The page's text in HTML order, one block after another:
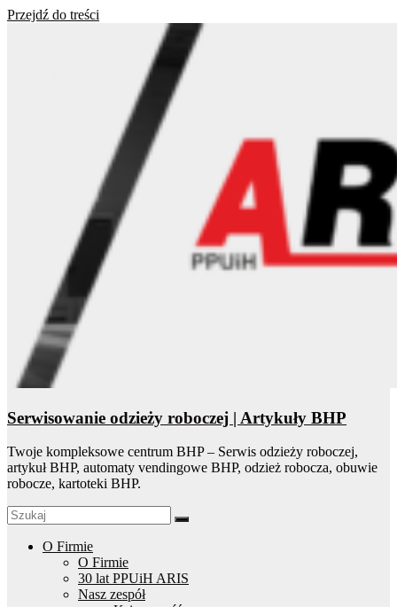
Przejdź do treści
Serwisowanie odzieży roboczej | Artykuły BHP
Twoje kompleksowe centrum BHP – Serwis odzieży roboczej,
artykuł BHP, automaty vendingowe BHP, odzież robocza, obuwie
robocze, kartoteki BHP.
O Firmie
O Firmie
30 lat PPUiH ARIS
Nasz zespół